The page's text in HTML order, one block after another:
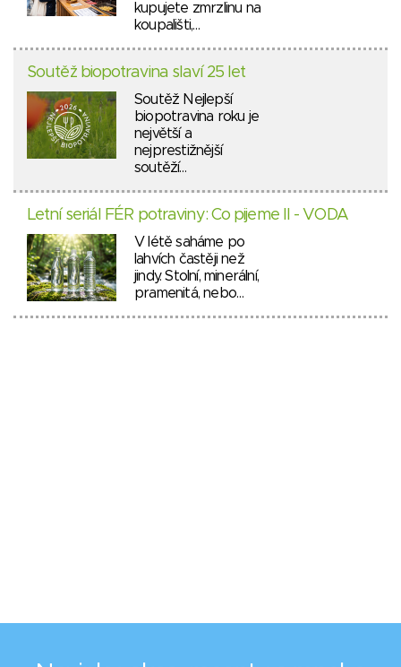
kupujete zmrzlinu na
koupališti,…
Soutěž biopotravina slaví 25 let
Soutěž Nejlepší
biopotravina roku je
největší a
nejprestižnější
soutěží…
Letní seriál FÉR potraviny: Co pijeme II - VODA
V létě saháme po
lahvích častěji než
jindy. Stolní, minerální,
pramenitá, nebo…